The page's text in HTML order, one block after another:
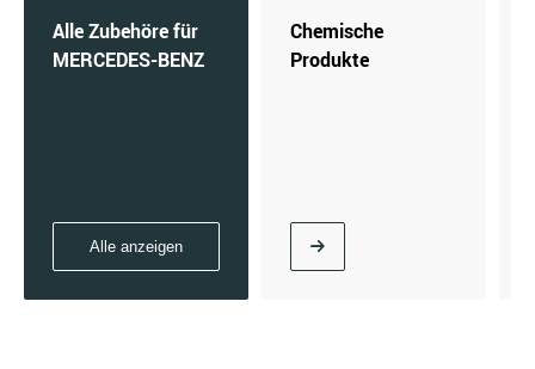
Alle Zubehöre für
MERCEDES-BENZ
Alle anzeigen
Chemische
Produkte